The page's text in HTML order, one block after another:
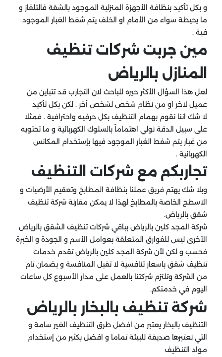
و بكل تأكيد بنظافة الأجهزة المنزلية الموجود بالشقة فالتلفاز و
ما يحيطة سواء من الأمام او الخلف يتم شفط الغبار الموجود
فية .
مين جربت شركات تنظيف
المنازل بالرياض
لعل هذا السؤال الأكثر حيره للباحث لان التجارب قد تتباين من
عميل لاخر او من نظام شخص لشخص أخر . لكن بكل تأكيد
لا شك اننا نقوم بهمام التنظيف بكل حرفيه واحترافية . فمثلا
على سبيل الدقة نولي اهتماماً بالسلوك الكهربائية و ما تحتويه
من غبار يتم شفط الغبار الموجود فيها بإستخدام المكانس
الكهربائية .
تجاربكم مع شركات التنظيف
وبلا شك يهتم فريق عملنا بنظافة المطابخ وتعقيم الأرضيات و
الاسطح الخاصة بالمطابخ لهذا لا يمكن مقارنة شركة تنظيف
شقق بالرياض.
شركة المجد كلين بالرياض بباقي شركات تنظيف الشقق بالرياض
الأخرى ليس للفوارق المتعلقة بعوامل الأسم و الجودة و الخبرة
فحسب و لكن لأن شركة المجد كلين بالرياض تقدم خدمات
تنظيف شقق باسعار تنافسية لا تقبل المنافسة و بضمان تام
من الشركة وتلتزم شركتنا بالعمل على مدار الأسبوع كل ساعات
اليوم في خدمتكم.
شركة تنظيف بالبخار بالرياض
التنظيف بالبخار يعتبر من افضل طرق التنظيف الغير سامة و
التي نعتبرها صديقة للبيئة تماما و افضل بكثير من إستخدام
مواد التنظيف